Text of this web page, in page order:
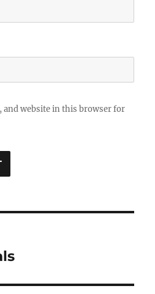
and website in this browser for